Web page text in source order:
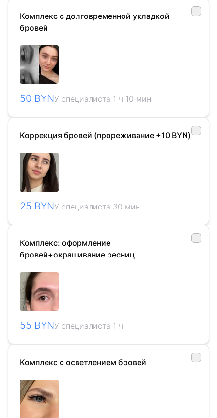
Комплекс с долговременной укладкой
бровей
50 BYNУ специалиста 1 ч 10 мин
Коррекция бровей (прореживание +10 BYN)
25 BYNУ специалиста 30 мин
Комплекс: оформление
бровей+окрашивание ресниц
55 BYNУ специалиста 1 ч
Комплекс с осветлением бровей